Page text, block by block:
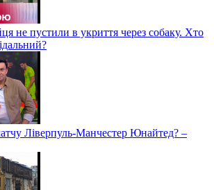
не пустили в укриття через собаку. Хто
Ліверпуль-Манчестер Юнайтед? –